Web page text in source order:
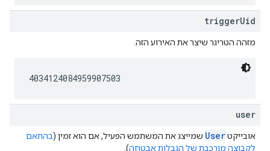
triggerUid
מזהה הטריגר שיצר את האירוע הזה.
4034124084959907503
user
אובייקטUser שמייצג את המשתמש הפעיל, אם הוא זמין (בהתאם
לקבוצה מורכבת של הגבלות אבטחה).